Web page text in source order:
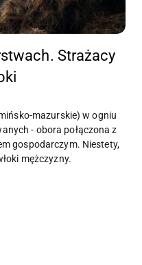
Strażacy
mazurskie) w ogniu
- obora połączona z
gospodarczym. Niestety,
mężczyzny.